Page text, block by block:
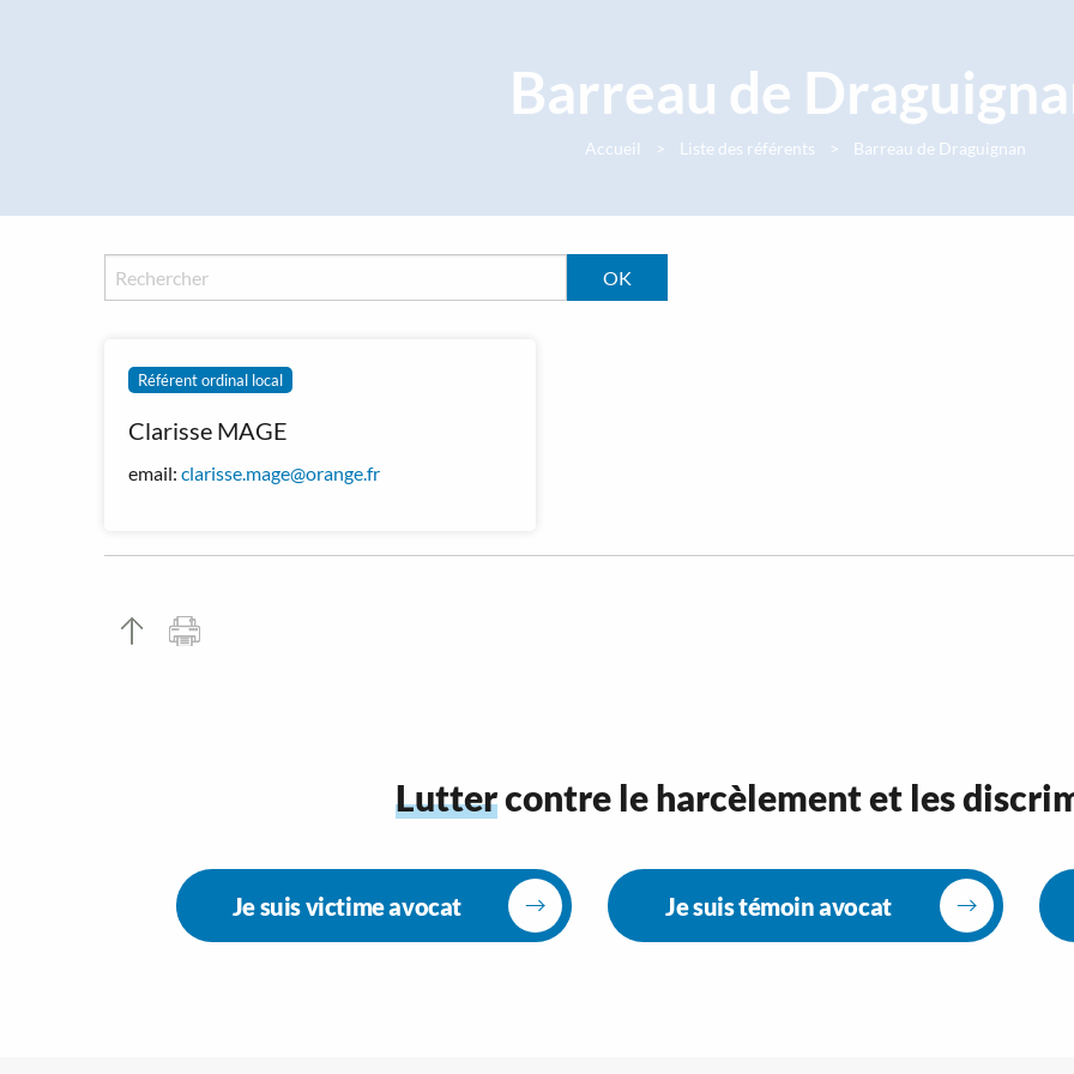
Barreau de
Accueil Liste des référents Barreau de Draguignan
Référent ordinal local
Clarisse MAGE
email: clarisse.mage@orange.fr
Luttercontre le harcèlement et les
Je suis victime avocat Je suis témoin avocat